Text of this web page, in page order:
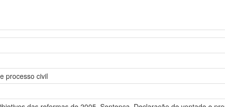
processo civil